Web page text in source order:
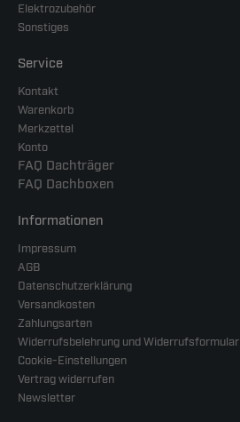
Elektrozubehör
Sonstiges
Service
Kontakt
Warenkorb
Merkzettel
Konto
FAQ Dachträger
FAQ Dachboxen
Informationen
Impressum
AGB
Datenschutzerklärung
Versandkosten
Zahlungsarten
Widerrufsbelehrung und Widerrufsformular
Cookie-Einstellungen
Vertrag widerrufen
Newsletter